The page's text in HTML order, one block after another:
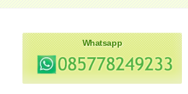
Whatsapp